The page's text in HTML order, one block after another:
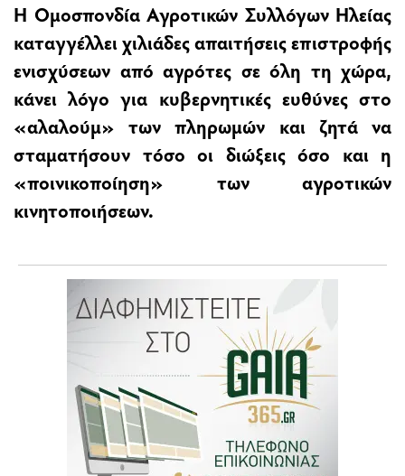
Η Ομοσπονδία Αγροτικών Συλλόγων Ηλείας
καταγγέλλει χιλιάδες απαιτήσεις επιστροφής
ενισχύσεων από αγρότες σε όλη τη χώρα,
κάνει λόγο για κυβερνητικές ευθύνες στο
«αλαλούμ» των πληρωμών και ζητά να
σταματήσουν τόσο οι διώξεις όσο και η
«ποινικοποίηση» των αγροτικών
κινητοποιήσεων.